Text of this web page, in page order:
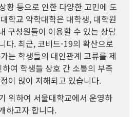
황 등으로 인한 다양한 고민에 도
학교 약학대학은 대학생, 대학원
구성원들이 이용할 수 있는 상담
다. 최근, 코비드-19의 확산으로
는 학생들의 대인관계 교류를 제
여 학생들 상호 간 소통의 부족
이 많이 저해되고 있습니다.
위하여 서울대학교에서 운영하
하고자 합니다.